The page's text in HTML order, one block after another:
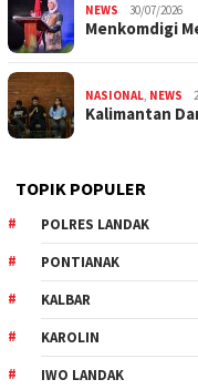
NEWS 30/07/2026
Menkomdigi
NASIONAL NEWS
Kalimantan
TOPIK POPULER
POLRES LANDAK
PONTIANAK
KALBAR
KAROLIN
IWO LANDAK